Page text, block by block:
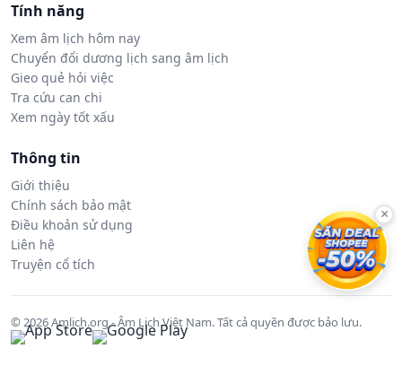
Tính năng
Xem âm lịch hôm nay
Chuyển đổi dương lịch sang âm lịch
Gieo quẻ hỏi việc
Tra cứu can chi
Xem ngày tốt xấu
Thông tin
Giới thiệu
Chính sách bảo mật
Điều khoản sử dụng
Liên hệ
Truyện cổ tích
© 2026 Amlich.org - Âm Lịch Việt Nam. Tất cả quyền được bảo lưu.
×